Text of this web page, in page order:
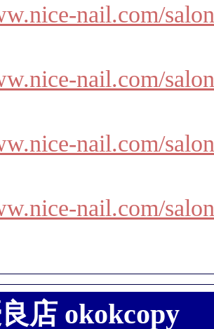
nail.com/
nail.com/
nail.com/
nail.com/
店 okokcopy